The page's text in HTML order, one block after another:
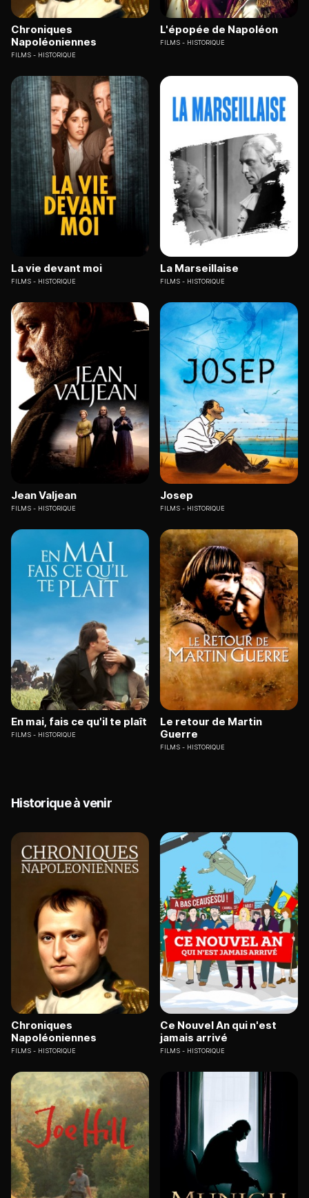
Chroniques
Napoléoniennes
FILMS HISTORIQUE
L'épopée de Napoléon
FILMS HISTORIQUE
La vie devant moi
FILMS HISTORIQUE
La Marseillaise
FILMS HISTORIQUE
Jean Valjean
FILMS HISTORIQUE
Josep
FILMS HISTORIQUE
En mai, fais ce qu'il te plaît
FILMS HISTORIQUE
Le retour de Martin
Guerre
FILMS HISTORIQUE
Historique à venir
Chroniques
Napoléoniennes
FILMS HISTORIQUE
Ce Nouvel An qui n'est
jamais arrivé
FILMS HISTORIQUE